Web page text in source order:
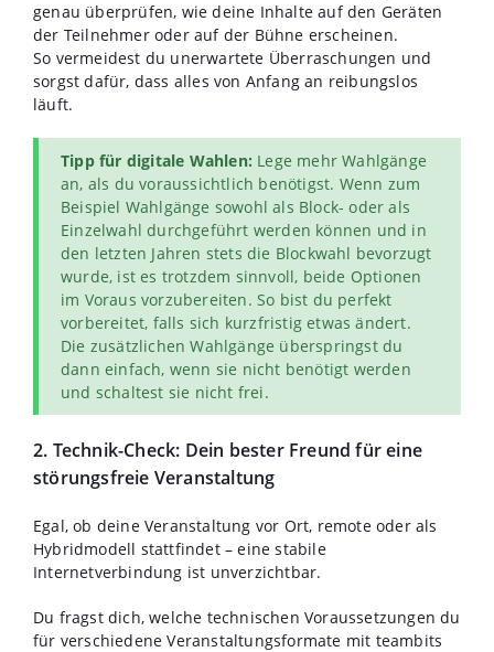
genau überprüfen, wie deine Inhalte auf den Geräten
der Teilnehmer oder auf der Bühne erscheinen.
So vermeidest du unerwartete Überraschungen und
sorgst dafür, dass alles von Anfang an reibungslos
läuft.
Tipp für digitale Wahlen: Lege mehr Wahlgänge
an, als du voraussichtlich benötigst. Wenn zum
Beispiel Wahlgänge sowohl als Block- oder als
Einzelwahl durchgeführt werden können und in
den letzten Jahren stets die Blockwahl bevorzugt
wurde, ist es trotzdem sinnvoll, beide Optionen
im Voraus vorzubereiten. So bist du perfekt
vorbereitet, falls sich kurzfristig etwas ändert.
Die zusätzlichen Wahlgänge überspringst du
dann einfach, wenn sie nicht benötigt werden
und schaltest sie nicht frei.
2. Technik-Check: Dein bester Freund für eine
störungsfreie Veranstaltung
Egal, ob deine Veranstaltung vor Ort, remote oder als
Hybridmodell stattfindet – eine stabile
Internetverbindung ist unverzichtbar.
Du fragst dich, welche technischen Voraussetzungen du
für verschiedene Veranstaltungsformate mit teambits